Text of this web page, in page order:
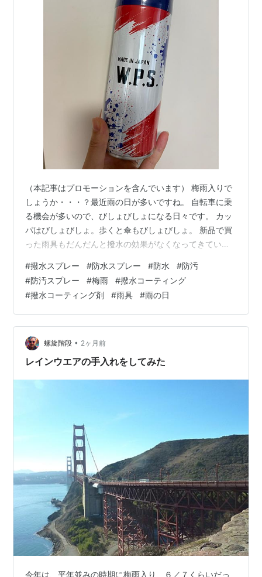
（本記事はプロモーションを含んでいます） 梅雨入りで
しょうか・・・？最近雨の日が多いですね。 自転車に乗
る機会が多いので、びしょびしょになる日々です。 カッ
パはびしょびしょ。歩くと傘もびしょびしょ。 新品で買
った雨具もだんだんと撥水の効果がなくなってきていま
というわけで防水スプレーを購入。 W.P.S.というところ
のスプレーです。 早速外で「プッシュー！！！」とスプ
レーをしました。 ※必ず外でやりましょう！ 効果は口コ
ミ通り！！！ めっちゃ便利！あとは効果がどの程度続く
のか、とスプレー自体の量がどのくらいもつのか？とい
うのが気になりますね。 …
#撥水スプレー #防水スプレー #防水 #防汚
#防汚スプレー #梅雨 #撥水コーティング
#撥水コーティング剤 #雨具 #雨の日
螺旋階段 • 2ヶ月前
レインウエアの手入れをしてみた
今年は、平年並みの時期に梅雨入り、６／７くらいだっ